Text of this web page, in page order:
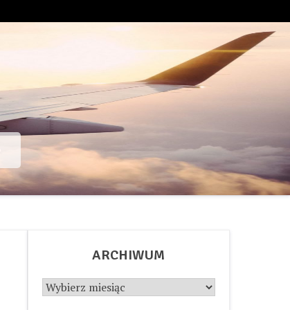
ARCHIWUM
Archiwum